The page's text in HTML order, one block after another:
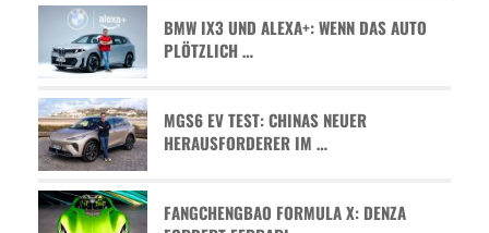
BMW IX3 UND ALEXA+: WENN DAS AUTO
PLÖTZLICH …
MGS6 EV TEST: CHINAS NEUER
HERAUSFORDERER IM …
FANGCHENGBAO FORMULA X: DENZA